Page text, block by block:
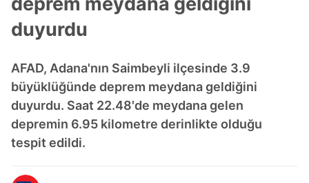
duyurdu
AFAD, Adana'nın Saimbeyli ilçesinde 3.9
büyüklüğünde deprem meydana geldiğini
duyurdu. Saat 22.48'de meydana gelen
depremin 6.95 kilometre derinlikte olduğu
tespit edildi.